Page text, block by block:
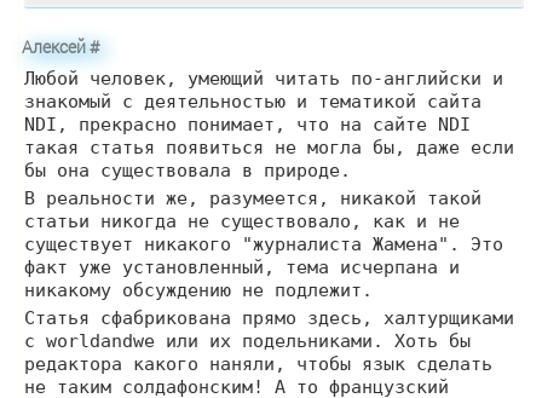
Алексей#
Любой человек, умеющий читать по-английски и
знакомый с деятельностью и тематикой сайта
NDI, прекрасно понимает, что на сайте NDI
такая статья появиться не могла бы, даже если
бы она существовала в природе.
В реальности же, разумеется, никакой такой
статьи никогда не существовало, как и не
существует никакого "журналиста Жамена". Это
факт уже установленный, тема исчерпана и
никакому обсуждению не подлежит.
Статья сфабрикована прямо здесь, халтурщиками
с worldandwe или их подельниками. Хоть бы
редактора какого наняли, чтобы язык сделать
не таким солдафонским! А то французский